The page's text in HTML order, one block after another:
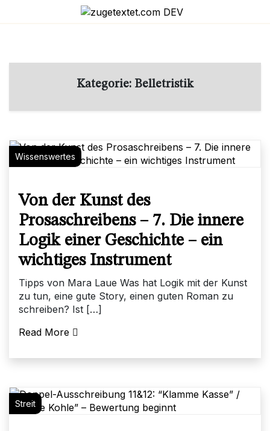
Kategorie: Belletristik
Wissenswertes
Von der Kunst des
Prosaschreibens – 7. Die innere
Logik einer Geschichte – ein
wichtiges Instrument
Tipps von Mara Laue Was hat Logik mit der Kunst
zu tun, eine gute Story, einen guten Roman zu
schreiben? Ist […]
Read More
Streit